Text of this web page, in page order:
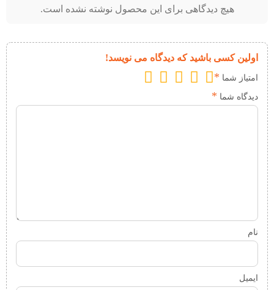
هیچ دیدگاهی برای این محصول نوشته نشده است.
اولین کسی باشید که دیدگاه می نویسد!
امتیاز شما *
دیدگاه شما *
نام
ایمیل